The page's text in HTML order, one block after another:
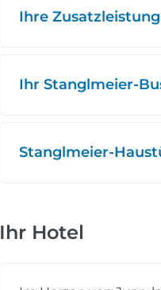
Ihre
Ihr Stanglmeier-
Stanglmeier-
Ihr Hotel